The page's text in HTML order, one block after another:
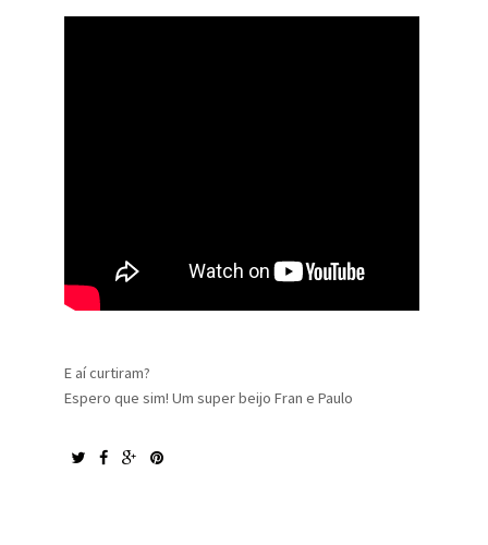
E aí curtiram?
Espero que sim! Um super beijo Fran e Paulo